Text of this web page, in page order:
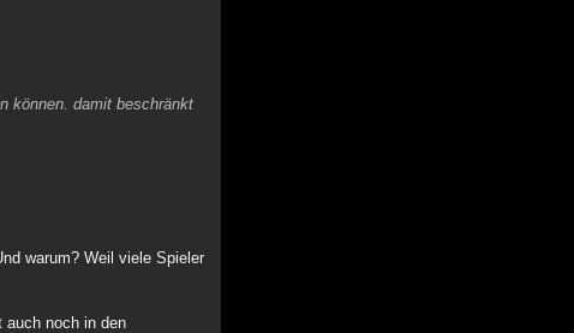
können. damit beschränkt
warum? Weil viele Spieler
auch noch in den